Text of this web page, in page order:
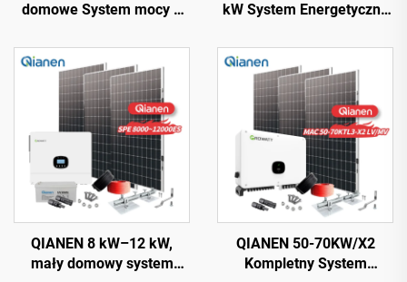
domowe System mocy 3
Monokrystaliczny krzem z
technologią MPPT
kW System Energetyczny
Kompletny Komplet Z
Inwerterem, Panel
Słoneczny Z Polikryształu
Krzemu Dla Zastosowań
Domowych
QIANEN 8 kW–12 kW,
mały domowy system
QIANEN 50-70KW/X2
Kompletny System